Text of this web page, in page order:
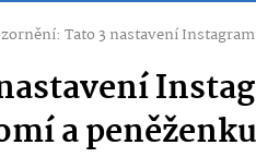
Tato 3 nastavení
a